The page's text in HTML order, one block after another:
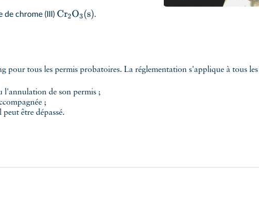
de chrome (III) Cr2O3(s).
pour tous les permis probatoires. La réglementation s'applique à tous
l'annulation de son permis ;
;
peut être dépassé.